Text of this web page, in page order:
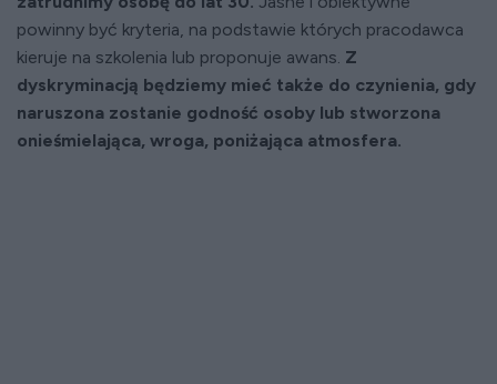
powinny być kryteria, na podstawie których pracodawca
kieruje na szkolenia lub proponuje awans. Z
dyskryminacją będziemy mieć także do czynienia, gdy
naruszona zostanie godność osoby lub stworzona
onieśmielająca, wroga, poniżająca atmosfera.